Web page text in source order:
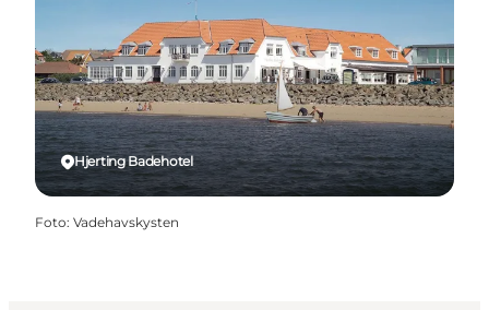
Hjerting Badehotel
Foto: Vadehavskysten